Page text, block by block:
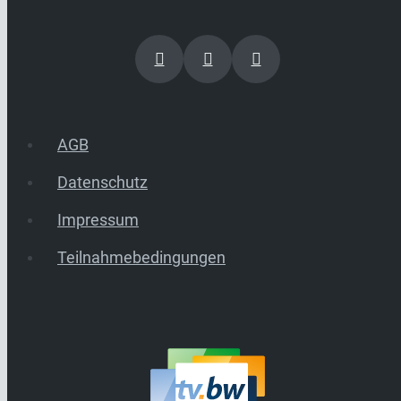
AGB
Datenschutz
Impressum
Teilnahmebedingungen